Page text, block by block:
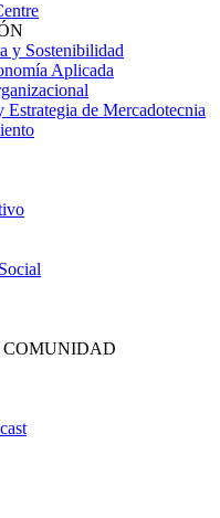
y Sostenibilidad
Aplicada
de Mercadotecnia
COMUNIDAD